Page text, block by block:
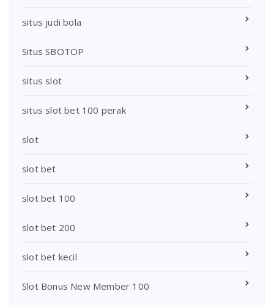
situs judi bola
Situs SBOTOP
situs slot
situs slot bet 100 perak
slot
slot bet
slot bet 100
slot bet 200
slot bet kecil
Slot Bonus New Member 100